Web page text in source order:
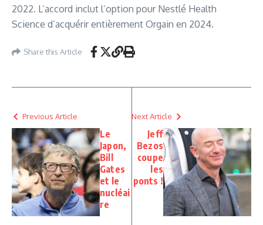
2022. L’accord inclut l’option pour Nestlé Health
Science d’acquérir entièrement Orgain en 2024.
Share this Article
Previous Article
Le
Japon,
Bill
Gates
et le
nucléai
re
Next Article
Jeff
Bezos
coupe
les
ponts !